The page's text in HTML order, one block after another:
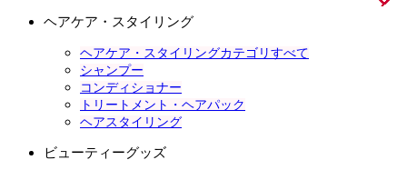
ヘアケア・スタイリング
ヘアケア・スタイリングカテゴリすべて
シャンプー
コンディショナー
トリートメント・ヘアパック
ヘアスタイリング
ビューティーグッズ